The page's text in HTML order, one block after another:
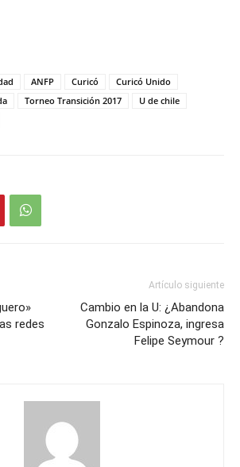
ANFP Curicó
Curicó Unido
Torneo Transición 2017
U de chile
redes
Artículo siguiente
Cambio en la U: ¿Abandona
Gonzalo Espinoza, ingresa
Felipe Seymour ?